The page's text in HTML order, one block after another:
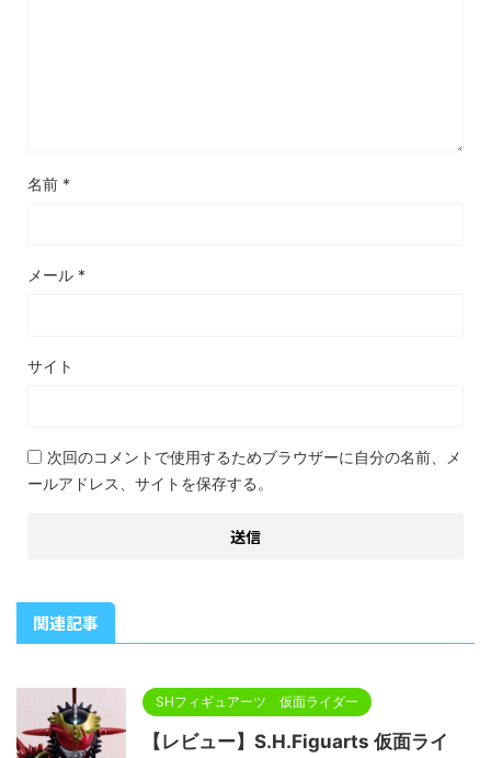
名前 *
メール *
サイト
次回のコメントで使用するためブラウザーに自分の名前、メ
ールアドレス、サイトを保存する。
関連記事
SHフィギュアーツ 仮面ライダー
【レビュー】S.H.Figuarts 仮面ライ